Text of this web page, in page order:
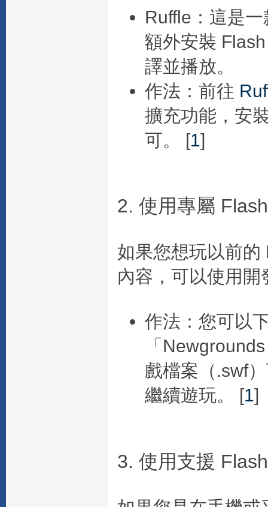
Ruffle ：這是
額外安裝
譯並播放。
作法 ：前往
擴充功能，安
可。
[1]
2. 使用專屬
如果您想玩以前的
內容，可以使用
作法 ：您可以
「
戲檔案（.swf
繼續遊玩。
[1]
3. 使用支援